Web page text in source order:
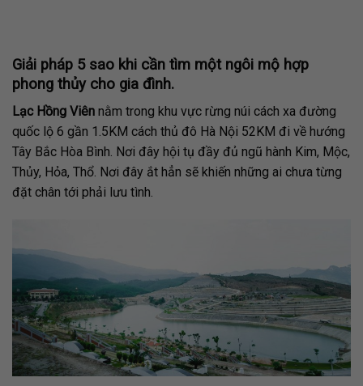
Giải pháp 5 sao khi cần tìm một ngôi mộ hợp
phong thủy cho gia đình.
Lạc Hồng Viên nằm trong khu vực rừng núi cách xa đường
quốc lộ 6 gần 1.5KM cách thủ đô Hà Nội 52KM đi về hướng
Tây Bắc Hòa Bình. Nơi đây hội tụ đầy đủ ngũ hành Kim, Mộc,
Thủy, Hỏa, Thổ. Nơi đây ắt hẳn sẽ khiến những ai chưa từng
đặt chân tới phải lưu tình.